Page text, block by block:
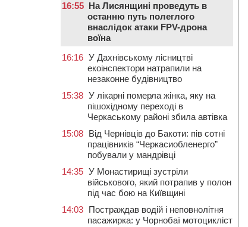
16:55 На Лисянщині проведуть в
останню путь полеглого
внаслідок атаки FPV-дрона
воїна
16:16 У Дахнівському лісництві
екоінспектори натрапили на
незаконне будівництво
15:38 У лікарні померла жінка, яку на
пішохідному переході в
Черкаському районі збила автівка
15:08 Від Чернівців до Бакоти: пів сотні
працівників “Черкасиобленерго”
побували у мандрівці
14:35 У Монастирищі зустріли
військового, який потрапив у полон
під час бою на Київщині
14:03 Постраждав водій і неповнолітня
пасажирка: у Чорнобаї мотоцикліст